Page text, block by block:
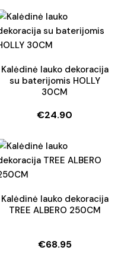
Kalėdinė lauko dekoracija
su baterijomis HOLLY
30CM
€24.90
Kalėdinė lauko dekoracija
TREE ALBERO 250CM
€68.95